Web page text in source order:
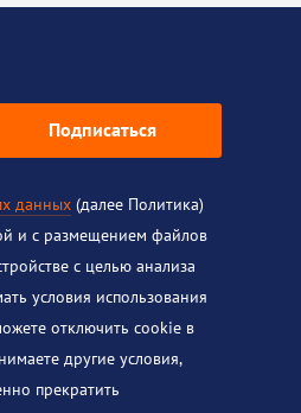
Подписаться
данных(далее Политика)
и с размещением файлов
с целью анализа
условия использования
отключить cookie в
другие условия,
прекратить